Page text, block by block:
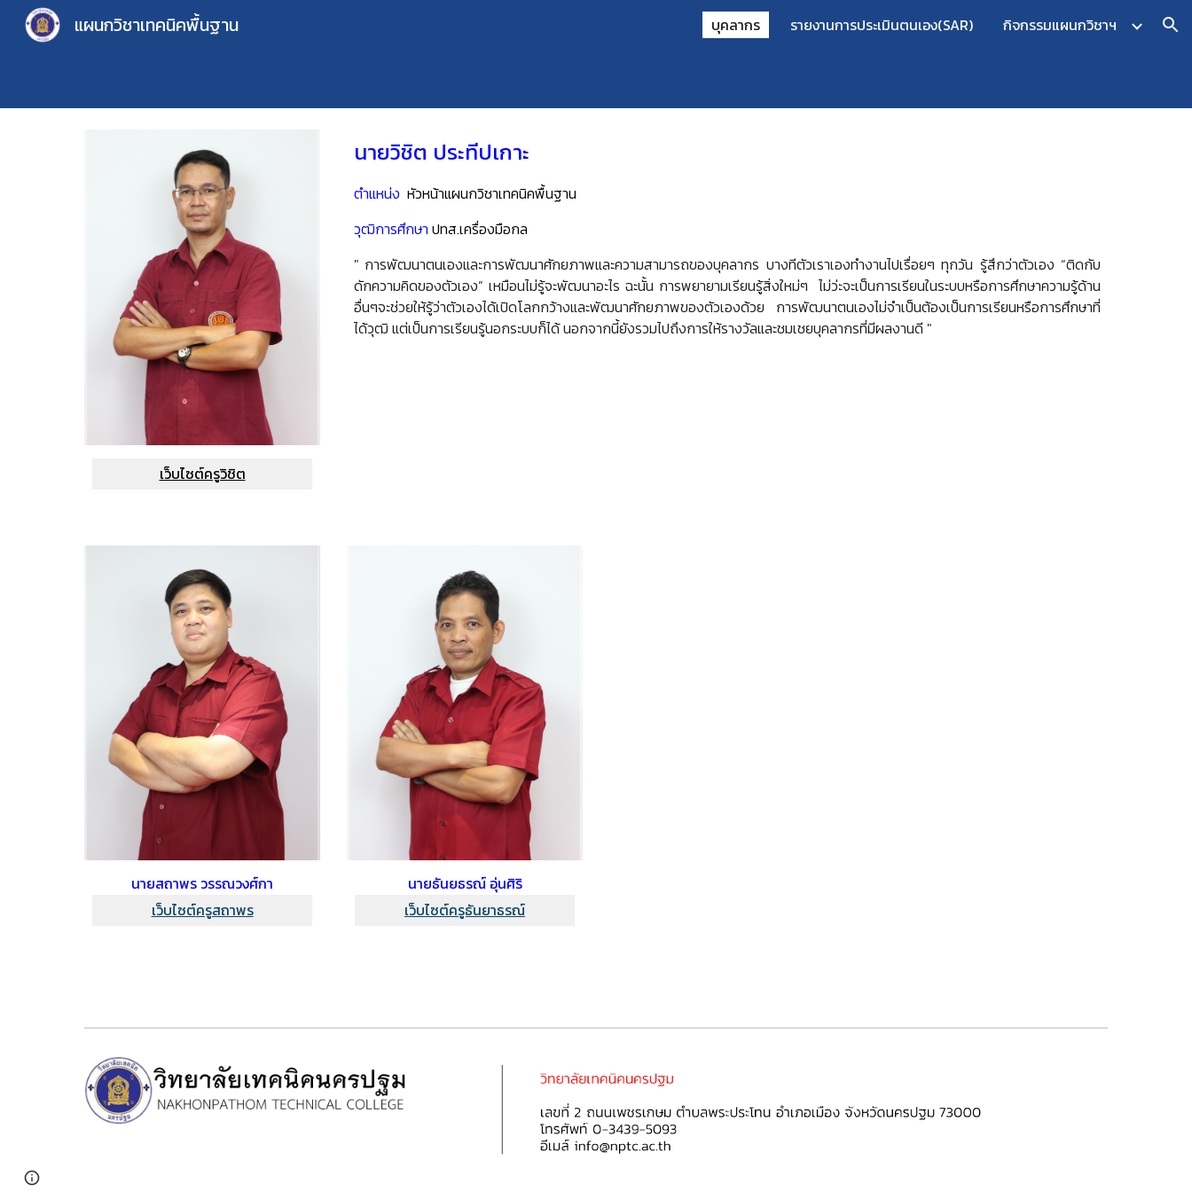
Skip to navigation
แผนกวิชาเทคนิคพื้นฐาน บุคลากร รายงานการประเมินตนเอง(SAR) กิจกรรมแผนกวิชาฯ
เว็บไซต์ครูวิชิต
นายวิชิต ประทีปเกาะ
ตำแหน่ง หัวหน้าแผนกวิชาเทคนิคพื้นฐาน
วุฒิการศึกษา ปทส.เครื่องมือกล
" การพัฒนาตนเองและการพัฒนาศักยภาพและความสามารถของบุคลากร บางทีตัวเราเองทำงานไปเรื่อยๆ ทุกวัน รู้สึกว่าตัวเอง “ติดกับ
ดักความคิดของตัวเอง” เหมือนไม่รู้จะพัฒนาอะไร ฉะนั้น การพยายามเรียนรู้สิ่งใหม่ๆ ไม่ว่ะจะเป็นการเรียนในระบบหรือการศึกษาความรู้ด้าน
อื่นๆจะช่วยให้รู้ว่าตัวเองได้เปิดโลกกว้างและพัฒนาศักยภาพของตัวเองด้วย การพัฒนาตนเองไม่จำเป็นต้องเป็นการเรียนหรือการศึกษาที่
ได้วุฒิ แต่เป็นการเรียนรู้นอกระบบก็ได้ นอกจากนี้ยังรวมไปถึงการให้รางวัลและชมเชยบุคลากรที่มีผลงานดี "
นายสถาพร วรรณวงศ์กา
เว็บไซต์ครูสถาพร
นายธันยธรณ์ อุ่นศิริ
เว็บไซต์ครูธันยาธรณ์